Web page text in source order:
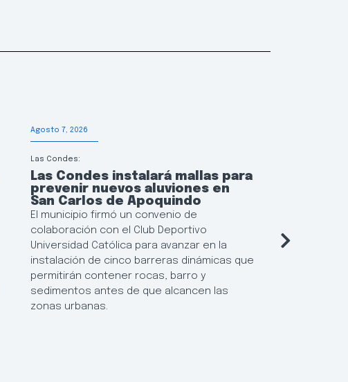
Agosto 7, 2026
Las Condes:
Las Condes instalará mallas para
prevenir nuevos aluviones en
San Carlos de Apoquindo
El municipio firmó un convenio de
colaboración con el Club Deportivo
Universidad Católica para avanzar en la
instalación de cinco barreras dinámicas que
permitirán contener rocas, barro y
sedimentos antes de que alcancen las
zonas urbanas.